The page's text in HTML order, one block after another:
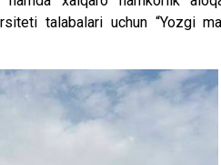
talabalari uchun “Yozgi